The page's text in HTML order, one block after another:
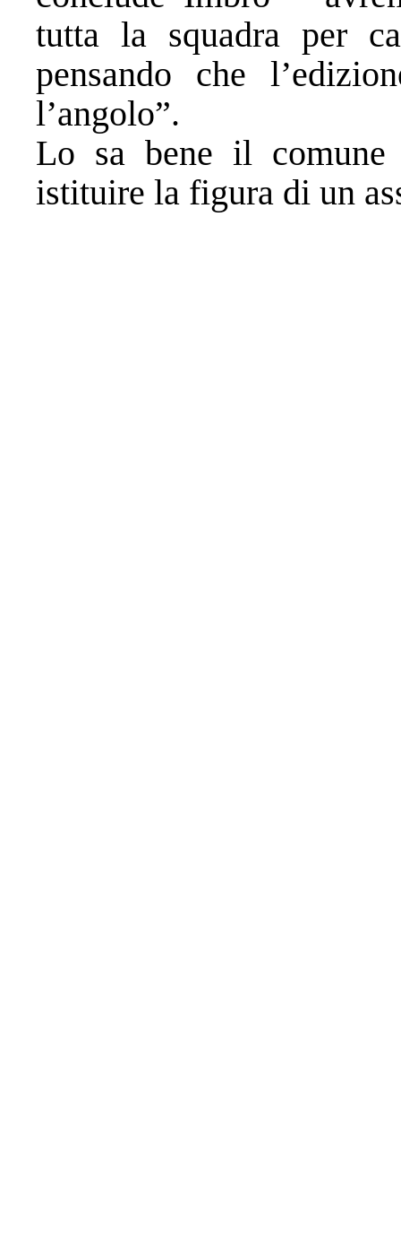
tutta la squadra per
pensando che
l’angolo”.
Lo sa bene il
istituire la figura di un